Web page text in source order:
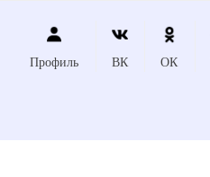
Профиль ВК ОК